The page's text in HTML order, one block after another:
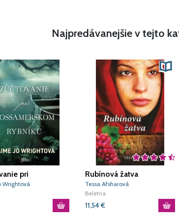
Najpredávanejšie v tejto
pri
rybníku
Wrightová
Rubínová žatva
Tessa Afsharová
Beletria
11,54 €